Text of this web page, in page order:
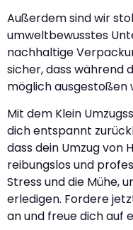
Außerdem sind wir
umweltbewusstes
nachhaltige
sicher, dass während
möglich ausgestoßen
Mit dem Klein
dich entspannt
dass dein Umzug von
reibungslos und
Stress und die Mühe,
erledigen. Fordere
an und freue dich auf